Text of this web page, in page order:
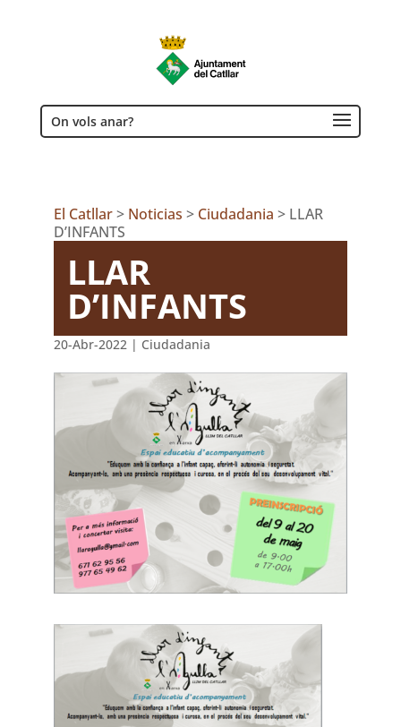
On vols anar?
El Catllar> Noticias > Ciudadania > LLAR
D’INFANTS
LLAR
D’INFANTS
20-Abr-2022| Ciudadania